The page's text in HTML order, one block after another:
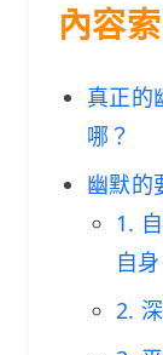
內容索
真正的
哪？
幽默的
1.
自身
2.